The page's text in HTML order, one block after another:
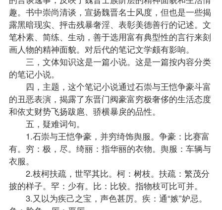
趣。书中崇尚清谈，宣扬魏晋名士风度，但也是一些揭
露黑暗现实、抨击残暴奢淫、表彰美德善行的记述。文
笔朴素、简练、生动，善于选用富有典型性的言行来刻
画人物的精神面貌。对后代的笔记文学颇有影响。
三，文体知识这是一篇小说。这是一篇按内容分类
的笔记小说。
四，主题，这个笔记小说通过石崇与王恺争豪斗富
的丑恶表演，揭露了东晋门阀豪富穷极奢侈的生活态度
和依丈财势飞扬跋扈、骄横暴戾的品性。
五，疑难词句。
1.石崇与王恺争豪，并穷绮饰舆服。争豪：比赛富
有。穷：极，尽。绮丽：指华丽的衣物。舆服：车辆与
衣服。
2.枝柯扶疏，世罕其比。柯：树枝。扶疏：繁茂分
披的样子。罕：少有。比：比较。指物枝可比可并。
3.又以为疾己之宝，声色甚厉。疾：通“嫉”妒忌。